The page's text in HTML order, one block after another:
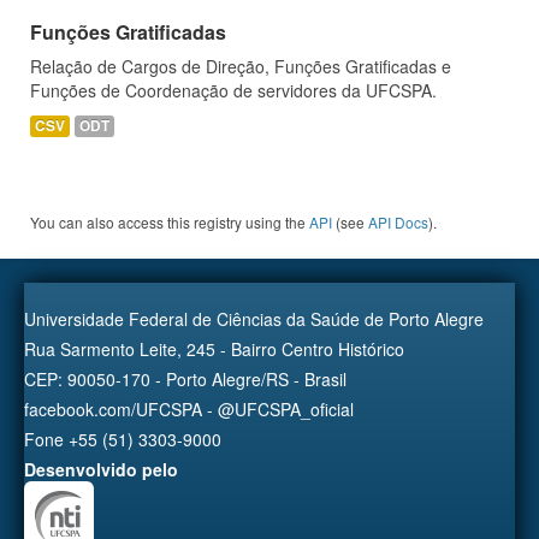
Funções Gratificadas
Relação de Cargos de Direção, Funções Gratificadas e
Funções de Coordenação de servidores da UFCSPA.
CSV ODT
You can also access this registry using the API (see API Docs).
Universidade Federal de Ciências da Saúde de Porto Alegre
Rua Sarmento Leite, 245 - Bairro Centro Histórico
CEP: 90050-170 - Porto Alegre/RS - Brasil
facebook.com/UFCSPA - @UFCSPA_oficial
Fone +55 (51) 3303-9000
Desenvolvido pelo